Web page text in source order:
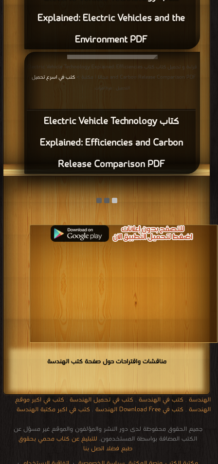
Explained: Index PDF
كتاب Electric Vehicle Technology
Explained: Appendices: MATLAB®
قراءة و تحميل كتاب كتاب Electric Vehicle Technology Explained: Appendices:
MATLAB® Examples PDF مجانا | مكتبة >
كتب في موقع
كتاب Essentials of Venture Capital:
قراءة و تحميل كتاب كتاب Essentials of Venture Capital: Going Global PDF
مجانا | مكتبة >كتب في لينكات مباشرة| التحميل : مرة/مرات
كتاب Essentials of Venture Capital:
كتب في اكبر موقع | التحميل : مرة/مرات